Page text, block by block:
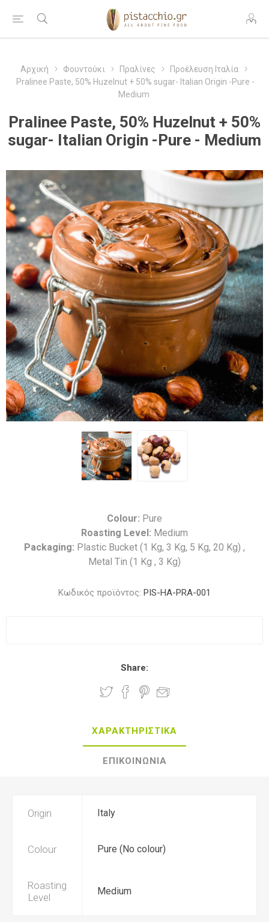
Αρχική Φουντούκι Πραλίνες
Προέλευση Ιταλία
Pralinee Paste, 50% Huzelnut + 50% sugar- Italian Origin -Pure -
Medium
Pralinee Paste, 50% Huzelnut + 50%
sugar- Italian Origin -Pure - Medium
Colour: Pure
Roasting Level: Medium
Packaging: Plastic Bucket (1 Kg, 3 Kg, 5 Kg, 20 Kg) ,
Metal Tin (1 Kg , 3 Kg)
Κωδικός προϊόντος: PIS-HA-PRA-001
Share:
ΧΑΡΑΚΤΗΡΙΣΤΙΚΑ
ΕΠΙΚΟΙΝΩΝΙΑ
Origin Italy
Colour Pure (No colour)
Roasting
Level
Medium